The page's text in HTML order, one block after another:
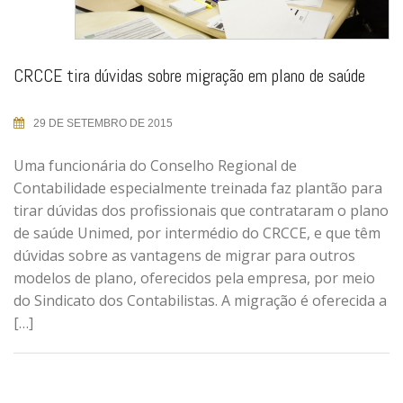
CRCCE tira dúvidas sobre migração em plano de saúde
29 DE SETEMBRO DE 2015
Uma funcionária do Conselho Regional de
Contabilidade especialmente treinada faz plantão para
tirar dúvidas dos profissionais que contrataram o plano
de saúde Unimed, por intermédio do CRCCE, e que têm
dúvidas sobre as vantagens de migrar para outros
modelos de plano, oferecidos pela empresa, por meio
do Sindicato dos Contabilistas. A migração é oferecida a
[…]